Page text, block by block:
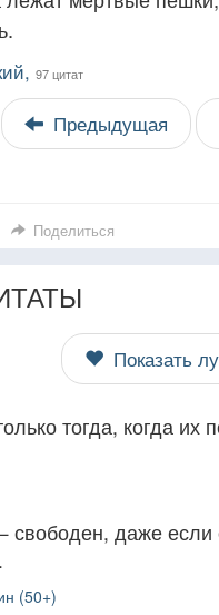
97 цитат
Предыдущая
Поделиться
Показать
тогда, когда
свободен, даже
(50+)